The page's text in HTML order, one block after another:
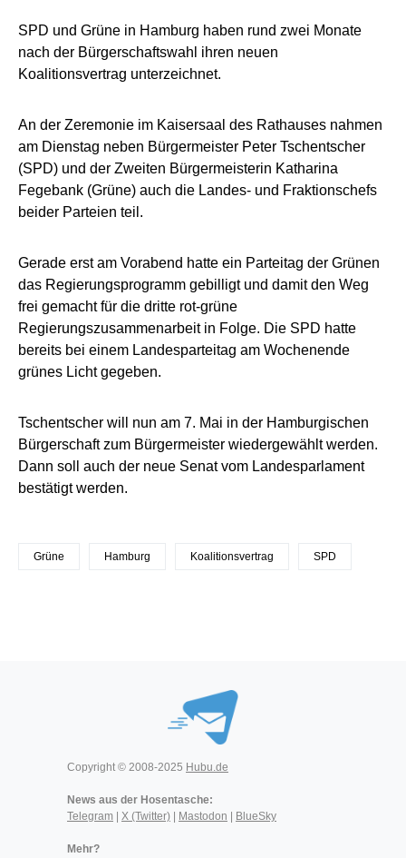
SPD und Grüne in Hamburg haben rund zwei Monate
nach der Bürgerschaftswahl ihren neuen
Koalitionsvertrag unterzeichnet.
An der Zeremonie im Kaisersaal des Rathauses nahmen
am Dienstag neben Bürgermeister Peter Tschentscher
(SPD) und der Zweiten Bürgermeisterin Katharina
Fegebank (Grüne) auch die Landes- und Fraktionschefs
beider Parteien teil.
Gerade erst am Vorabend hatte ein Parteitag der Grünen
das Regierungsprogramm gebilligt und damit den Weg
frei gemacht für die dritte rot-grüne
Regierungszusammenarbeit in Folge. Die SPD hatte
bereits bei einem Landesparteitag am Wochenende
grünes Licht gegeben.
Tschentscher will nun am 7. Mai in der Hamburgischen
Bürgerschaft zum Bürgermeister wiedergewählt werden.
Dann soll auch der neue Senat vom Landesparlament
bestätigt werden.
Grüne Hamburg Koalitionsvertrag SPD
Copyright © 2008-2025 Hubu.de
News aus der Hosentasche:
Telegram
X (Twitter) Mastodon BlueSky
Mehr?